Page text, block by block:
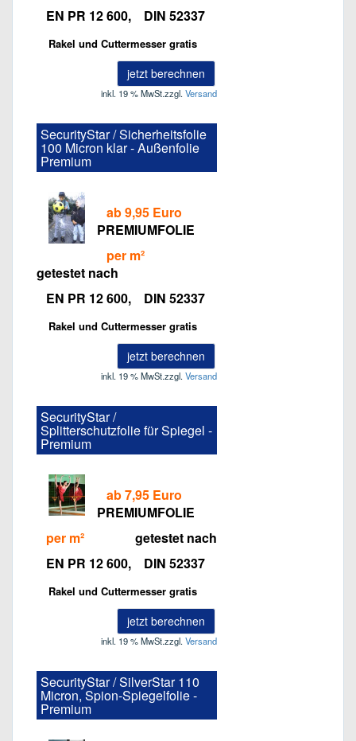
EN PR 12 600, DIN 52337
Rakel und Cuttermesser gratis
jetzt berechnen
inkl. 19 % MwSt.zzgl.Versand
SecurityStar / Sicherheitsfolie
100 Micron klar - Außenfolie
Premium
ab 9,95 Euro
PREMIUMFOLIE
per m²
getestet nach
EN PR 12 600, DIN 52337
Rakel und Cuttermesser gratis
jetzt berechnen
inkl. 19 % MwSt.zzgl.Versand
SecurityStar /
Splitterschutzfolie für Spiegel -
Premium
ab 7,95 Euro
PREMIUMFOLIE
per m²
getestet nach
EN PR 12 600, DIN 52337
Rakel und Cuttermesser gratis
jetzt berechnen
inkl. 19 % MwSt.zzgl.Versand
SecurityStar / SilverStar 110
Micron, Spion-Spiegelfolie -
Premium